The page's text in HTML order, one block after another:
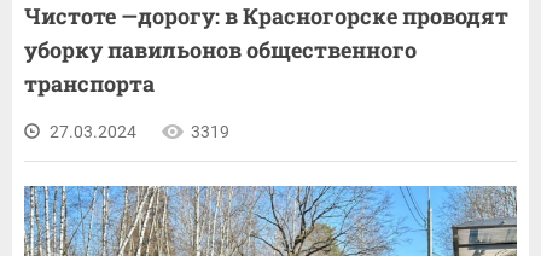
Чистоте —дорогу: в Красногорске проводят
уборку павильонов общественного
транспорта
27.03.2024 3319